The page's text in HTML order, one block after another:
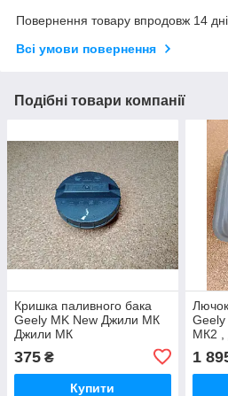
Повернення товару впродовж 14
Всі умови повернення
Подібні товари компанії
Кришка паливного бака
Geely MK New Джили МК
Джили МК
375 ₴
Купити
МК2 ,
1